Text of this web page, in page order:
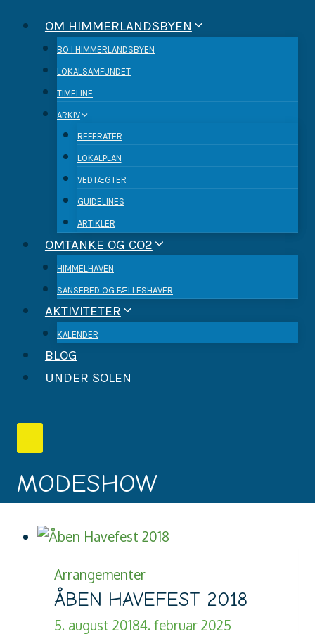
indhold
OM HIMMERLANDSBYEN
BO I HIMMERLANDSBYEN
LOKALSAMFUNDET
TIMELINE
ARKIV
REFERATER
LOKALPLAN
VEDTÆGTER
GUIDELINES
ARTIKLER
OMTANKE OG CO2
HIMMELHAVEN
SANSEBED OG FÆLLESHAVER
AKTIVITETER
KALENDER
BLOG
UNDER SOLEN
MODESHOW
Arrangementer
ÅBEN HAVEFEST 2018
5. august 20184. februar 2025